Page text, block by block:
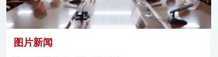
图片新闻